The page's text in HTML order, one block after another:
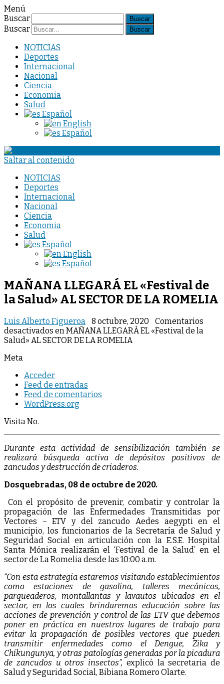
Menú
Buscar
Buscar
NOTICIAS
Deportes
Internacional
Nacional
Ciencia
Economia
Salud
Español
English
Español
Saltar al contenido
NOTICIAS
Deportes
Internacional
Nacional
Ciencia
Economia
Salud
Español
English
Español
MAÑANA LLEGARÁ EL «Festival de
la Salud» AL SECTOR DE LA ROMELIA
Luis Alberto Figueroa 8 octubre, 2020
Comentarios
desactivados en MAÑANA LLEGARÁ EL «Festival de la
Salud» AL SECTOR DE LA ROMELIA
Meta
Acceder
Feed de entradas
Feed de comentarios
WordPress.org
Visita No.
Durante esta actividad de sensibilización también se
realizará búsqueda activa de depósitos positivos de
zancudos y destrucción de criaderos.
Dosquebradas, 08 de octubre de 2020.
Con el propósito de prevenir, combatir y controlar la
propagación de las Enfermedades Transmitidas por
Vectores – ETV y del zancudo Aedes aegypti en el
municipio, los funcionarios de la Secretaría de Salud y
Seguridad Social en articulación con la E.S.E. Hospital
Santa Mónica realizarán el ‘Festival de la Salud’ en el
sector de La Romelia desde las 10:00 a.m.
“Con esta estrategia estaremos visitando establecimientos
como estaciones de gasolina, talleres mecánicos,
parqueaderos, montallantas y lavautos ubicados en el
sector, en los cuales brindaremos educación sobre las
acciones de prevención y control de las ETV que debemos
poner en práctica en nuestros lugares de trabajo para
evitar la propagación de posibles vectores que pueden
transmitir enfermedades como el Dengue, Zika y
Chikungunya, y otras patologías generadas por la picadura
de zancudos u otros insectos”, explicó la secretaria de
Salud y Seguridad Social, Bibiana Romero Olarte.